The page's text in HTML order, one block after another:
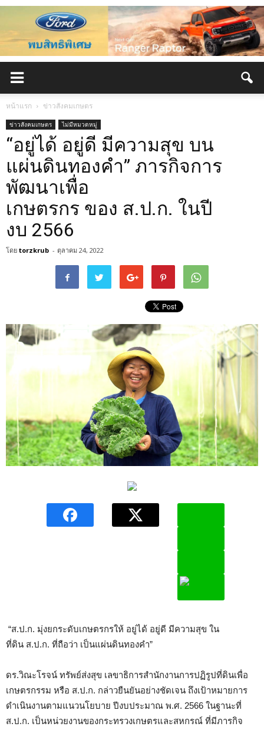
หน้าแรก ข่าวสังคมเกษตร
ข่าวสังคมเกษตร ไม่มีหมวดหมู่
“อยู่ได้ อยู่ดี มีความสุข บน
แผ่นดินทองคำ” ภารกิจการ
พัฒนาเพื่อ
เกษตรกร ของ ส.ป.ก. ในปี
งบ 2566
โดย torzkrub - ตุลาคม 24, 2022
“ส.ป.ก. มุ่งยกระดับเกษตรกรให้ อยู่ได้ อยู่ดี มีความสุข ใน
ที่ดิน ส.ป.ก. ที่ถือว่า เป็นแผ่นดินทองคำ”
ดร.วิณะโรจน์ ทรัพย์ส่งสุข เลขาธิการสำนักงานการปฏิรูปที่ดินเพื่อ
เกษตรกรรม หรือ ส.ป.ก. กล่าวยืนยันอย่างชัดเจน ถึงเป้าหมายการ
ดำเนินงานตามแนวนโยบาย ปีงบประมาณ พ.ศ. 2566 ในฐานะที่
ส.ป.ก. เป็นหน่วยงานของกระทรวงเกษตรและสหกรณ์ ที่มีภารกิจ